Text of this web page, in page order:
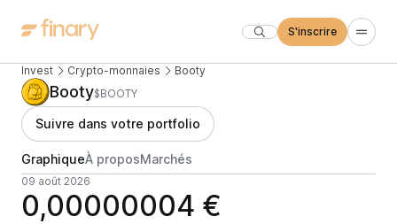
S'inscrire
Invest Crypto-monnaies Booty
Booty$BOOTY
Suivre dans votre portfolio
GraphiqueÀ proposMarchés
09 août 2026
0,00000004 €